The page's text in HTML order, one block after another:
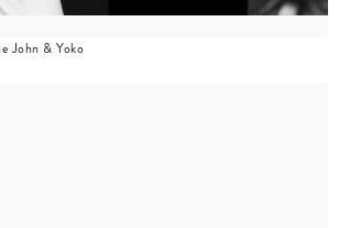
John & Yoko